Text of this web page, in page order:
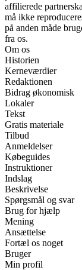
affilierede
må ikke
på anden måde
fra os.
Om os
Historien
Kerneværdier
Redaktionen
Bidrag økonomisk
Lokaler
Tekst
Gratis materiale
Tilbud
Anmeldelser
Købeguides
Instruktioner
Indslag
Beskrivelse
Spørgsmål og svar
Brug for hjælp
Mening
Ansættelse
Fortæl os noget
Bruger
Min profil